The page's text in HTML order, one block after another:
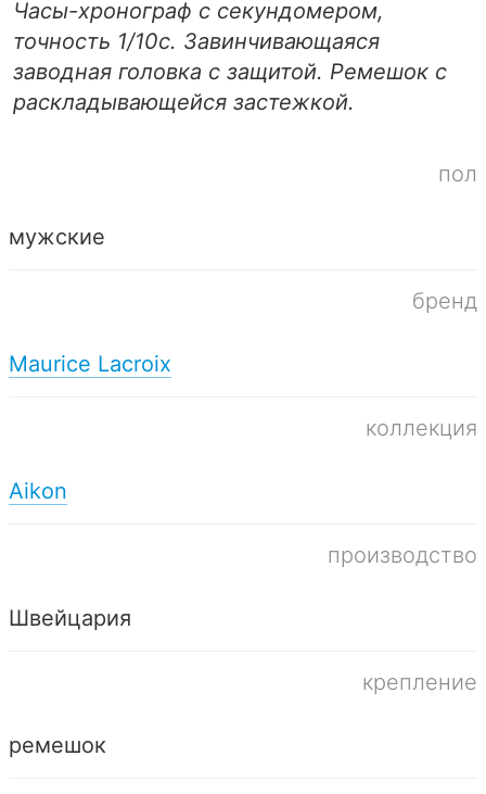
Часы-хронограф с секундомером,
точность 1/10с. Завинчивающаяся
заводная головка с защитой. Ремешок с
раскладывающейся застежкой.
пол
мужские
бренд
Maurice Lacroix
коллекция
Aikon
производство
Швейцария
крепление
ремешок